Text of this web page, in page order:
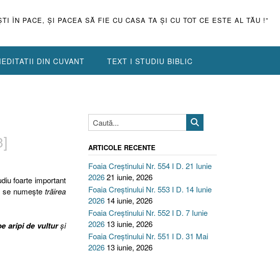
ÎN PACE, ŞI PACEA SĂ FIE CU CASA TA ŞI CU TOT CE ESTE AL TĂU !”
DIN CUVANT TEXT I STUDIU BIBLIC
foarte important
se numeştetrăirea
aripi de vulturşi
ARTICOLE RECENTE
Foaia Creștinului Nr. 554 I D. 21 Iunie
202621 iunie, 2026
Foaia Creștinului Nr. 553 I D. 14 Iunie
2026 14 iunie, 2026
Foaia Creștinului Nr. 552 I D. 7 Iunie
2026 13 iunie, 2026
Foaia Creștinului Nr. 551 I D. 31 Mai
2026 13 iunie, 2026